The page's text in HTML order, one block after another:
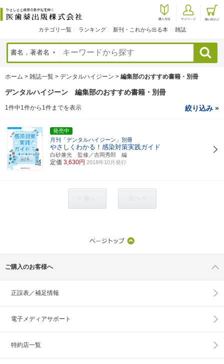
カテゴリ一覧 ランキング 新刊・これから出る本 雑誌
検索
ホーム > 雑誌一覧 > デンタルハイジーン > 編集部のおすすめ書籍・別冊
デンタルハイジーン 編集部のおすすめ書籍・別冊
1件中1件から1件までを表示 絞り込み »
発売中
月刊「デンタルハイジーン」別冊
やさしくわかる！感染対策実践ガイド
白砂兼光 監修／吉岡秀郎 編
定価 3,630円 2018年10月発行
ご購入のお客様へ
正誤表／補足情報
電子メディアサポート
特約店一覧